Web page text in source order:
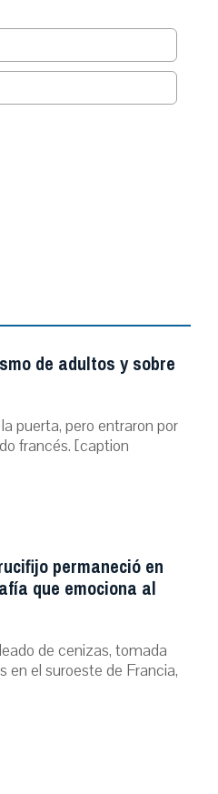
de adultos y sobre
puerta, pero entraron por
francés. [caption
permaneció en
que emociona al
de cenizas, tomada
en el suroeste de Francia,